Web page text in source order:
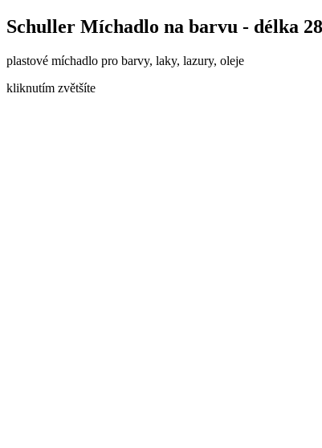
Schuller Míchadlo na barvu - délka
plastové míchadlo pro barvy, laky, lazury, oleje
kliknutím zvětšíte